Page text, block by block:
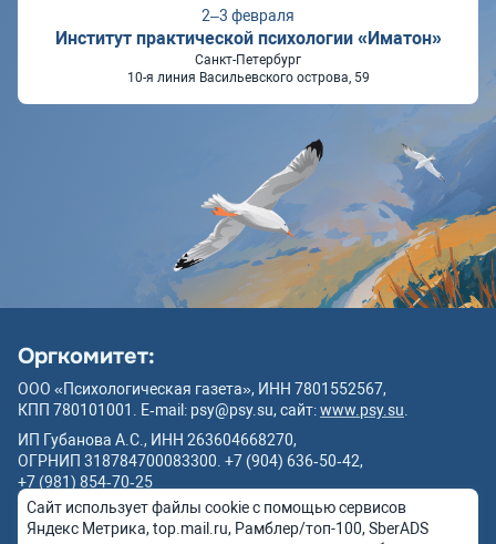
2–3 февраля
Институт практической психологии «Иматон»
Санкт-Петербург
10-я линия Васильевского острова, 59
Оргкомитет:
ООО «Психологическая газета», ИНН 7801552567,
КПП 780101001. E‑mail: psy@psy.su, сайт:www.psy.su
ИП Губанова А.С., ИНН 263604668270,
ОГРНИП 318784700083300. +7 (904) 636‑50‑42,
+7 (981) 854‑70‑25
Положение об обработке персональных данных
Сайт использует файлы cookie с помощью сервисов
Яндекс Метрика, top.mail.ru, Рамблер/топ-100, SberADS